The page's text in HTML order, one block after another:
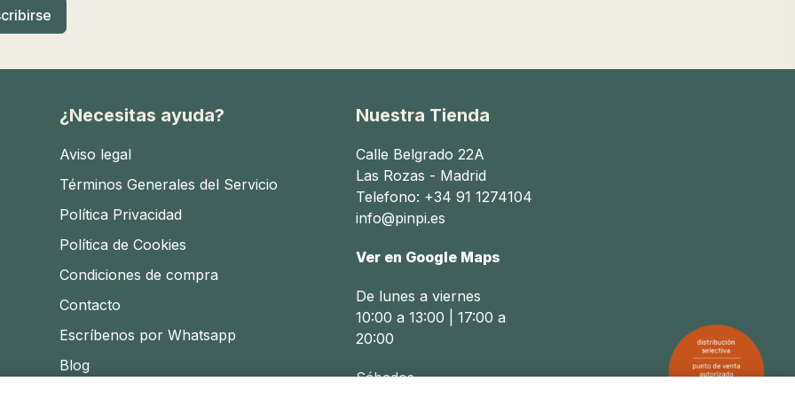
la madre, y contar con los artículos adecuados puede hacer que esta experiencia sea mucho más cómoda y
incluyen:
la temperatura perfecta.
de manera eficiente.
la alimentación.
lactancia diseñados para proporcionar comodidad y eficiencia a las madres lactantes.
bebé
artículos adecuados para facilitar la transición a las comidas sólidas. Algunos artículos de comida para bebé
para bebés.
¿Necesitas ayuda?
Aviso legal
Términos Generales del Servicio
Política Privacidad
Política de Cookies
Condiciones de compra
Contacto
Escríbenos por Whatsapp
Blog
Nuestra Tienda
Calle Belgrado 22A
Las Rozas - Madrid
Telefono: +34 91 1274104
info@pinpi.es
Ver en Google Maps
De lunes a viernes
10:00 a 13:00 | 17:00 a
20:00
Sábados